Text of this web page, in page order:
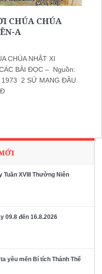
CHÚA CHÚA
A
CHÚA NHẬT XI
BÀI ĐỌC – Nguồn:
1973 2 SỨ MẠNG ĐẦU
Tuần XVIII Thường Niên
09.8 đến 16.8.2026
yêu mến Bí tích Thánh Thể